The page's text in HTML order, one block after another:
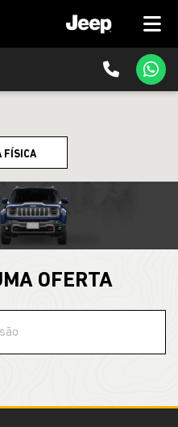
FÍSICA
OFERTA